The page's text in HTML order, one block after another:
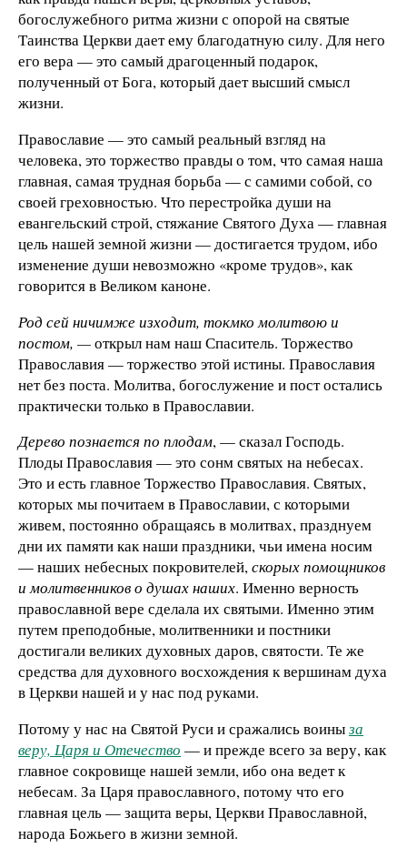
богослужебного ритма жизни с опорой на святые
Таинства Церкви дает ему благодатную силу. Для него
его вера — это самый драгоценный подарок,
полученный от Бога, который дает высший смысл
жизни.
Православие — это самый реальный взгляд на
человека, это торжество правды о том, что самая наша
главная, самая трудная борьба — с самими собой, со
своей греховностью. Что перестройка души на
евангельский строй, стяжание Святого Духа — главная
цель нашей земной жизни — достигается трудом, ибо
изменение души невозможно «кроме трудов», как
говорится в Великом каноне.
Род сей ничимже изходит, токмко молитвою и
постом, —открыл нам наш Спаситель. Торжество
Православия — торжество этой истины. Православия
нет без поста. Молитва, богослужение и пост остались
практически только в Православии.
Дерево познается по плодам, — сказал Господь.
Плоды Православия — это сонм святых на небесах.
Это и есть главное Торжество Православия. Святых,
которых мы почитаем в Православии, с которыми
живем, постоянно обращаясь в молитвах, празднуем
дни их памяти как наши праздники, чьи имена носим
— наших небесных покровителей,скорых помощников
и молитвенников о душах наших. Именно верность
православной вере сделала их святыми. Именно этим
путем преподобные, молитвенники и постники
достигали великих духовных даров, святости. Те же
средства для духовного восхождения к вершинам духа
в Церкви нашей и у нас под руками.
Потому у нас на Святой Руси и сражались воиныза
веру, Царя и Отечество — и прежде всего за веру, как
главное сокровище нашей земли, ибо она ведет к
небесам. За Царя православного, потому что его
главная цель — защита веры, Церкви Православной,
народа Божьего в жизни земной.